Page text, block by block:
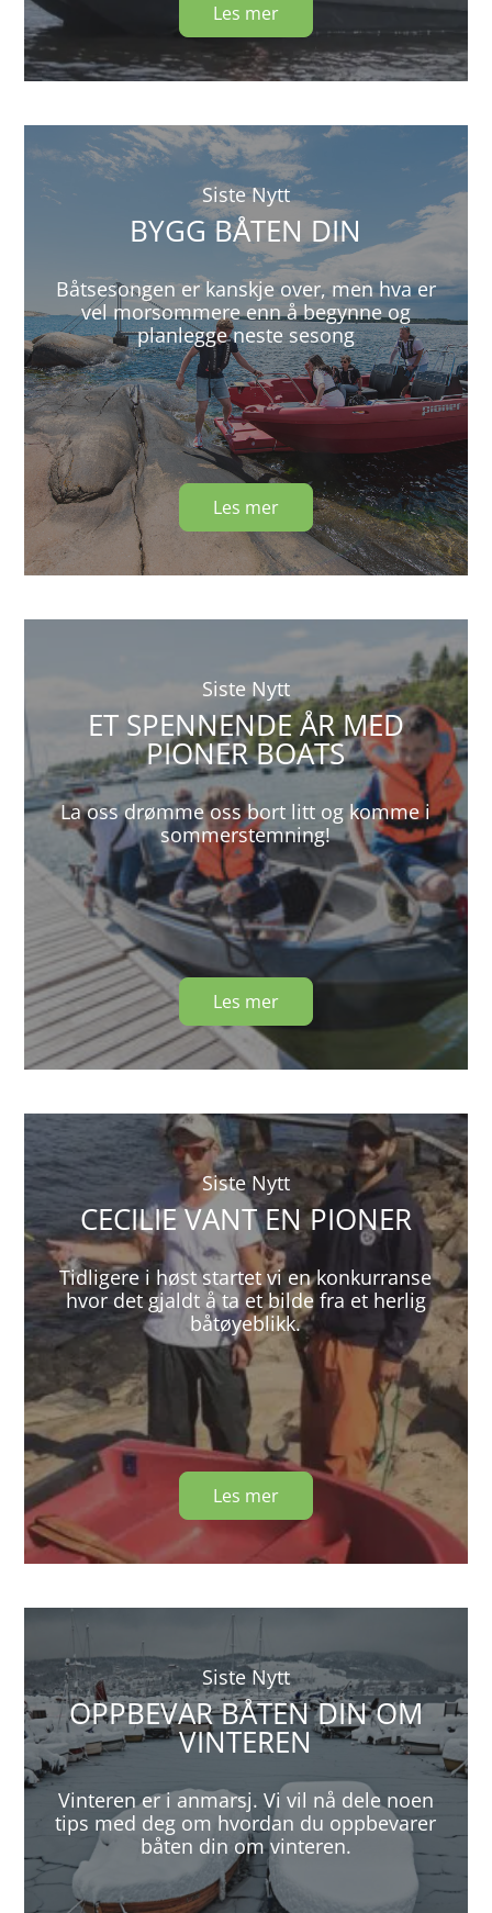
Les mer
Siste Nytt
BYGG BÅTEN DIN
Båtsesongen er kanskje over, men hva er
vel morsommere enn å begynne og
planlegge neste sesong
Les mer
Siste Nytt
ET SPENNENDE ÅR MED
PIONER BOATS
La oss drømme oss bort litt og komme i
sommerstemning!
Les mer
Siste Nytt
CECILIE VANT EN PIONER
Tidligere i høst startet vi en konkurranse
hvor det gjaldt å ta et bilde fra et herlig
båtøyeblikk.
Les mer
Siste Nytt
OPPBEVAR BÅTEN DIN OM
VINTEREN
Vinteren er i anmarsj. Vi vil nå dele noen
tips med deg om hvordan du oppbevarer
båten din om vinteren.